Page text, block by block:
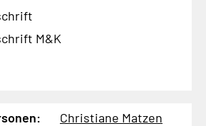
M&K
Christiane Matzen